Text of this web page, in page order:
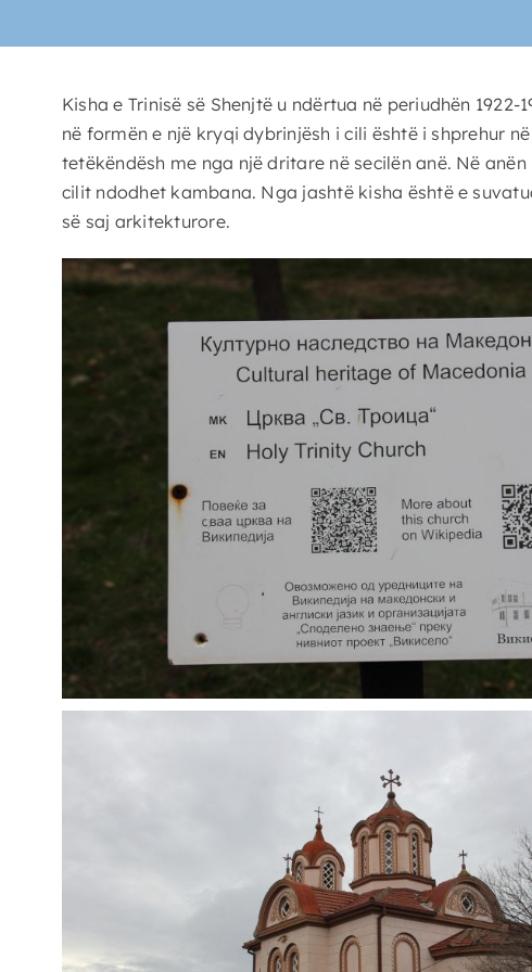
Kisha e Trinisë së Shenjtë u ndërtua në periudhën
në formën e një kryqi dybrinjësh i cili është i shprehur
tetëkëndësh me nga një dritare në secilën anë. Në
cilit ndodhet kambana. Nga jashtë kisha është e
së saj arkitekturore.